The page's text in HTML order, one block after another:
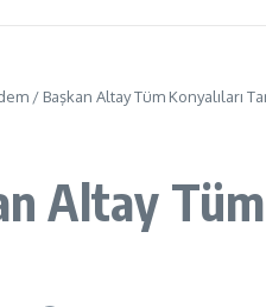
/ Başkan Altay Tüm Konyalıları
Altay